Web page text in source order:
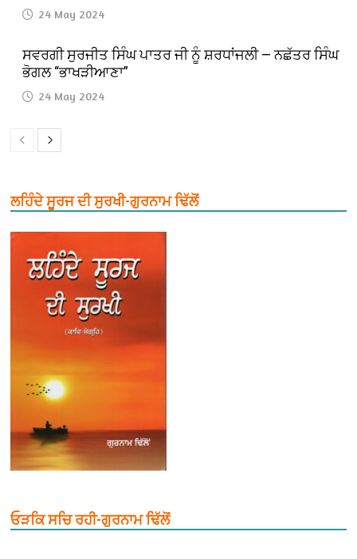
24 May 2024
ਸਵਰਗੀ ਸੁਰਜੀਤ ਸਿੰਘ ਪਾਤਰ ਜੀ ਨੂੰ ਸ਼ਰਧਾਂਜਲੀ — ਨਛੱਤਰ ਸਿੰਘ
ਭੋਗਲ “ਭਾਖੜੀਆਣਾ”
24 May 2024
ਲਹਿੰਦੇ ਸੂਰਜ ਦੀ ਸੁਰਖੀ-ਗੁਰਨਾਮ ਢਿੱਲੋਂ
ਓੜਕਿ ਸਚਿ ਰਹੀ-ਗੁਰਨਾਮ ਢਿੱਲੋਂ